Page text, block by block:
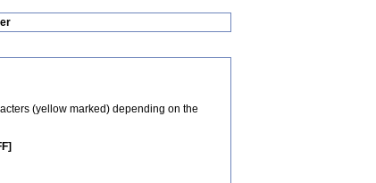
(yellow marked) depending on the